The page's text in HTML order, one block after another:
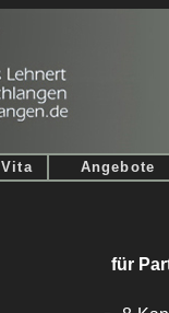
Vita Angebote
für